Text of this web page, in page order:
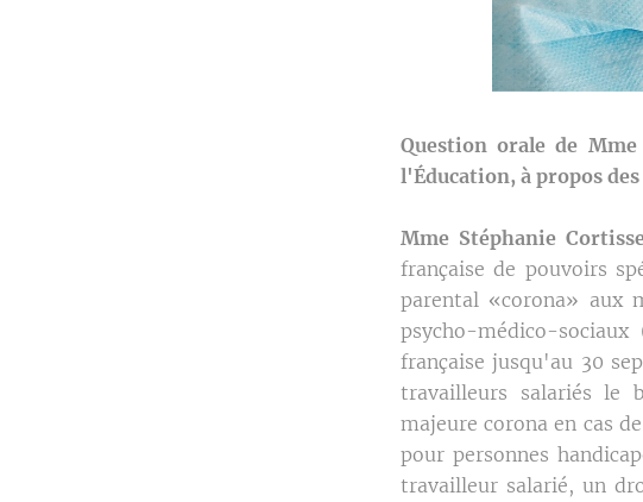
Question orale de
l'Éducation, à propos
Mme Stéphanie
française de pouvoirs
parental «corona» aux
psycho-médico-
française jusqu'au 30
travailleurs salariés le
majeure corona en cas
pour personnes
travailleur salarié, un